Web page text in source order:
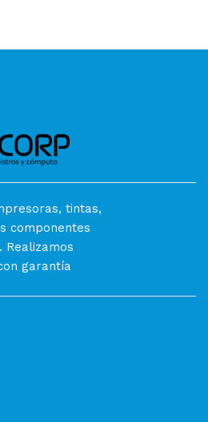
tintas,
componentes
Realizamos
garantía